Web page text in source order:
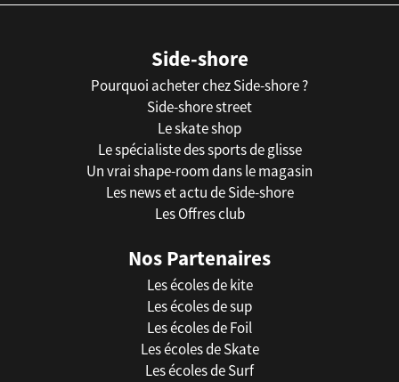
Side-shore
Pourquoi acheter chez Side-shore ?
Side-shore street
Le skate shop
Le spécialiste des sports de glisse
Un vrai shape-room dans le magasin
Les news et actu de Side-shore
Les Offres club
Nos Partenaires
Les écoles de kite
Les écoles de sup
Les écoles de Foil
Les écoles de Skate
Les écoles de Surf